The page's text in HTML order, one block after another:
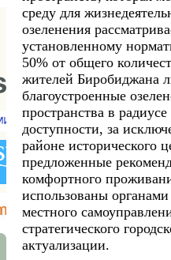
среду для
озеленения
установленному
50% от общего
жителей Биробиджана
благоустроенные
пространства в
доступности, за
районе исторического
предложенные
комфортного
использованы
местного
стратегического
актуализации.